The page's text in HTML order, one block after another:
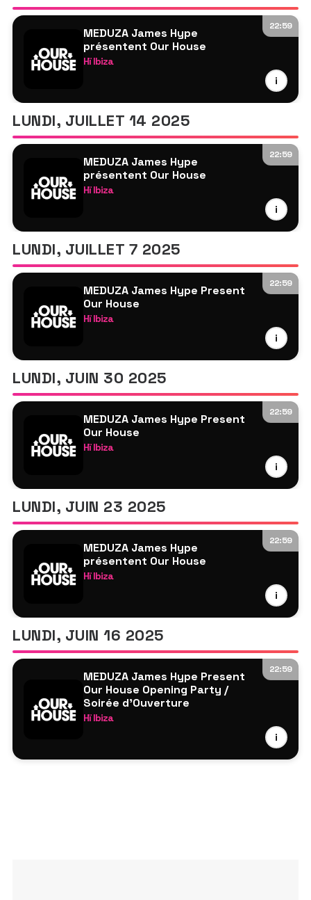
Mistajam
T E S T P R E S S
Franky Effe
22:59
MEDUZA James Hype
présentent Our House
Hï Ibiza
i
Dombresky
Mistajam
Fish56Octagon
Nancy Live
LUNDI, JUILLET 14 2025
22:59
MEDUZA James Hype
présentent Our House
Hï Ibiza
i
Kream
Tita Lau
Odymel
Fenrick
LUNDI, JUILLET 7 2025
22:59
MEDUZA James Hype Present
Our House
Hï Ibiza
i
Shimza
Genesi
Cera Khin
Jezza & Jod
LUNDI, JUIN 30 2025
22:59
MEDUZA James Hype Present
Our House
Hï Ibiza
i
Max Styler
Mistajam
DJ Gigola
Van Damn
LUNDI, JUIN 23 2025
22:59
MEDUZA James Hype
présentent Our House
Hï Ibiza
i
Liva K
Mistajam
Charlie Sparks
Meg McHugh
Ronnie Pacitti
LUNDI, JUIN 16 2025
22:59
MEDUZA James Hype Present
Our House Opening Party /
Soirée d’Ouverture
Hï Ibiza
i